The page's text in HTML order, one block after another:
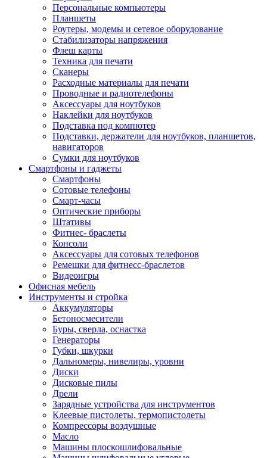
Персональные компьютеры
Планшеты
Роутеры, модемы и сетевое оборудование
Стабилизаторы напряжения
Флеш карты
Техника для печати
Сканеры
Расходные материалы для печати
Проводные и радиотелефоны
Аксессуары для ноутбуков
Наклейки для ноутбуков
Подставка под компютер
Подставки, держатели для ноутбуков, планшетов,
навигаторов
Сумки для ноутбуков
Смартфоны и гаджеты
Смартфоны
Сотовые телефоны
Смарт-часы
Оптические приборы
Штативы
Фитнес- браслеты
Консоли
Аксессуары для сотовых телефонов
Ремешки для фитнесс-браслетов
Видеоигры
Офисная мебель
Инструменты и стройка
Аккумуляторы
Бетоносмесители
Буры, сверла, оснастка
Генераторы
Губки, шкурки
Дальномеры, нивелиры, уровни
Диски
Дисковые пилы
Дрели
Зарядные устройства для инструментов
Клеевые пистолеты, термопистолеты
Компрессоры воздушные
Масло
Машины плоскошлифовальные